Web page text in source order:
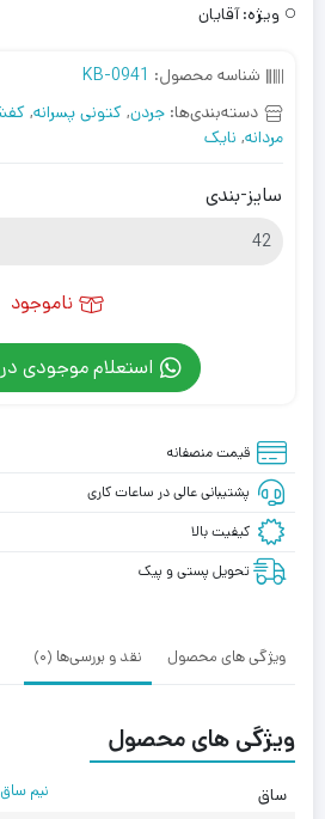
ویژه: آقایان
شناسه محصول: KB-0941
دسته‌بندی‌ها: جردن, کتونی پسرانه,
مردانه, نایک
سایز-بندی
ناموجود
استعلام موجودی
قیمت منصفانه
پشتیبانی عالی در ساعات کاری
کیفیت بالا
تحویل پستی و پیک
ویژگی های محصول نقد و بررسی‌ها (0)
ویژگی های محصول
ساق
نیم ساق